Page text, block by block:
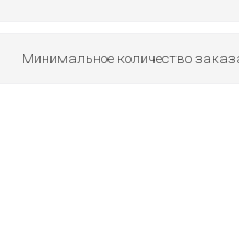
Минимальное количество